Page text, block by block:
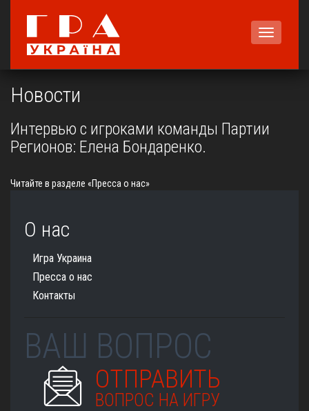
Меню
Новости
Интервью с игроками команды Партии
Регионов: Елена Бондаренко.
Читайте в разделе «Пресса о нас»
О нас
Игра Украина
Пресса о нас
Контакты
ВАШ ВОПРОС
ОТПРАВИТЬ
ВОПРОС НА ИГРУ